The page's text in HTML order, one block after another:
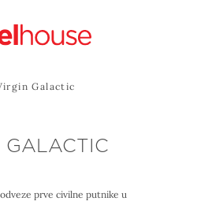
Galactic
GALACTIC
prve civilne putnike u